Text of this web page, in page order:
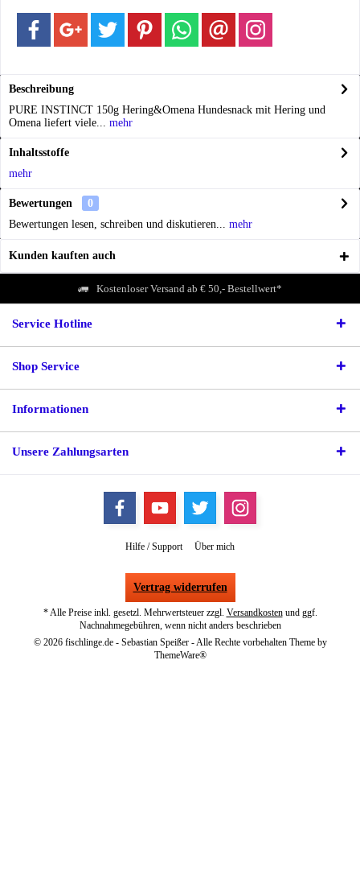
Beschreibung
PURE INSTINCT 150g Hering&Omena Hundesnack mit Hering und
Omena liefert viele...
mehr
Inhaltsstoffe
mehr
Bewertungen
0
Bewertungen lesen, schreiben und diskutieren...
mehr
Kunden kauften auch
Kostenloser Versand ab € 50,- Bestellwert*
Service Hotline
Shop Service
Informationen
Unsere Zahlungsarten
Hilfe / Support Über mich
Vertrag widerrufen
* Alle Preise inkl. gesetzl. Mehrwertsteuer zzgl. Versandkostenund ggf.
Nachnahmegebühren, wenn nicht anders beschrieben
© 2026 fischlinge.de - Sebastian Speißer - Alle Rechte vorbehalten Theme by
ThemeWare®